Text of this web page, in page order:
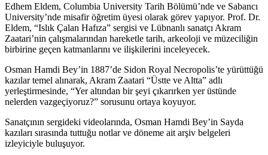
Edhem Eldem, Columbia University Tarih Bölümü’nde ve Sabancı
University’nde misafir öğretim üyesi olarak görev yapıyor. Prof. Dr.
Eldem, “Islık Çalan Hafıza” sergisi ve Lübnanlı sanatçı Akram
Zaatari’nin çalışmalarından hareketle tarih, arkeoloji ve müzeciliğin
birbirine geçen katmanlarını ve ilişkilerini inceleyecek.
Osman Hamdi Bey’in 1887’de Sidon Royal Necropolis’te yürüttüğü
kazılar temel alınarak, Akram Zaatari “Üstte ve Altta” adlı
yerleştirmesinde, “Yer altından bir şeyi çıkarırken yer üstünde
nelerden vazgeçiyoruz?” sorusunu ortaya koyuyor.
Sanatçının sergideki videolarında, Osman Hamdi Bey’in Sayda
kazıları sırasında tuttuğu notlar ve döneme ait arşiv belgeleri
izleyiciyle buluşuyor.